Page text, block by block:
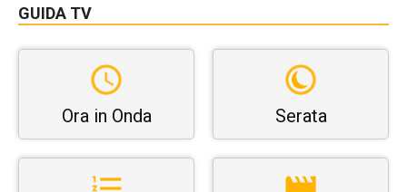
GUIDA TV
Ora in Onda Serata